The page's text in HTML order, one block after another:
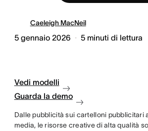
Caeleigh MacNeil
5 gennaio 2026 5 minuti di lettura
Vedi modelli
Guarda la demo
Dalle pubblicità sui cartelloni pubblicitari
media, le risorse creative di alta qualità